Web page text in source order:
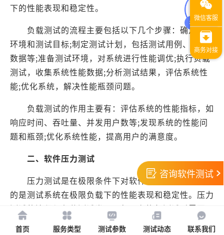
下的性能表现和稳定性。
负载测试的流程主要包括以下几个步骤：确定测试
环境和测试目标;制定测试计划，包括测试用例、测试
数据等;准备测试环境，对系统进行性能调优;执行负载
测试，收集系统性能数据;分析测试结果，评估系统性
能;优化系统，解决性能瓶颈问题。
负载测试的作用主要有：评估系统的性能指标，如
响应时间、吞吐量、并发用户数等;发现系统的性能问
题和瓶颈;优化系统性能，提高用户的满意度。
二、软件压力测试
压力测试是在极限条件下对软件系统进行测试，目
的是测试系统在极限负载下的性能表现和稳定性。压力
测试的流程与负载测试类似，但是在执行测试时需要更
加关注系统的稳定性。
咨询软件测试
首页 服务类型 测试参数 测试动态 联系我们